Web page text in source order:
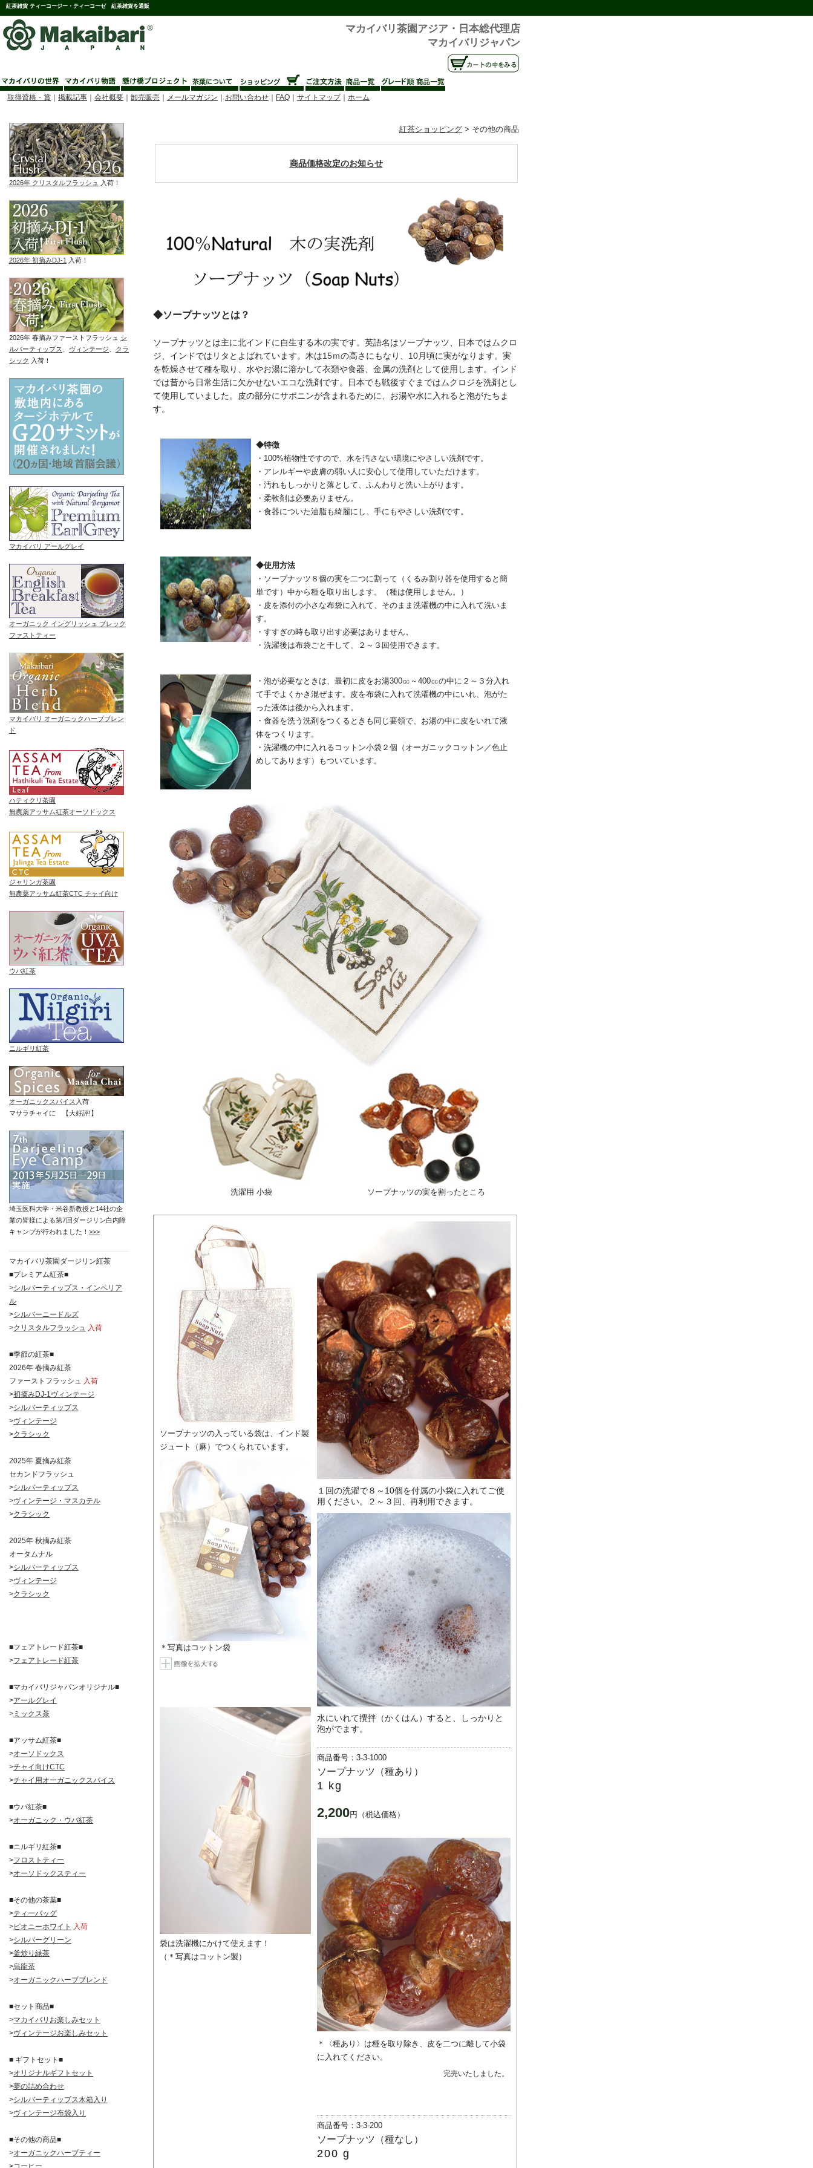
紅茶雑貨 ティーコージー・ティーコーゼ 紅茶雑貨を通販
マカイバリ茶園アジア・日本総代理店
マカイバリジャパン
取得資格・賞 掲載記事 会社概要 卸売販売 メールマガジン お問い合わせ FAQ サイトマップ｜ ホーム
2026年 クリスタルフラッシュ 入荷！
2026年 初摘みDJ-1 入荷！
2026年 春摘みファーストフラッシュ シ
ルバーティップス
ヴィンテージ
クラ
シック
入荷！
マカイバリ アールグレイ
オーガニック イングリッシュ ブレック
ファストティー
マカイバリ オーガニックハーブブレン
ド
ハティクリ茶園
無農薬アッサム紅茶オーソドックス
ジャリンガ茶園
無農薬アッサム紅茶CTC チャイ向け
ウバ紅茶
ニルギリ紅茶
オーガニックスパイス 入荷
マサラチャイに 【大好評!】
埼玉医科大学・米谷新教授と14社の企
業の皆様による第7回ダージリン白内障
キャンプが行われました！ >>>
マカイバリ茶園ダージリン紅茶
■プレミアム紅茶■
>シルバーティップス・インペリア
ル
>シルバーニードルズ
>クリスタルフラッシュ 入荷
■季節の紅茶■
2026年 春摘み紅茶
ファーストフラッシュ 入荷
>初摘みDJ-1ヴィンテージ
>シルバーティップス
>ヴィンテージ
>クラシック
2025年 夏摘み紅茶
セカンドフラッシュ
>シルバーティップス
>ヴィンテージ・マスカテル
>クラシック
2025年 秋摘み紅茶
オータムナル
>シルバーティップス
>ヴィンテージ
>クラシック
■フェアトレード紅茶■
>フェアトレード紅茶
■マカイバリジャパンオリジナル■
>アールグレイ
> ミックス茶
■アッサム紅茶■
>オーソドックス
>チャイ向けCTC
>チャイ用オーガニックスパイス
■ウバ紅茶■
>オーガニック・ウバ紅茶
■ニルギリ紅茶■
>フロストティー
>オーソドックスティー
■その他の茶葉■
>ティーバッグ
>ピオニーホワイト 入荷
>シルバーグリーン
>釜炒り緑茶
>烏龍茶
>オーガニックハーブブレンド
■セット商品■
>マカイバリお楽しみセット
>ヴィンテージお楽しみセット
■ ギフトセット■
>オリジナルギフトセット
>夢の詰め合わせ
>シルバーティップス木箱入り
>ヴィンテージ布袋入り
■その他の商品■
>オーガニックハーブティー
>コーヒー
紅茶ショッピング > その他の商品
商品価格改定のお知らせ
◆ソープナッツとは？
ソープナッツとは主に北インドに自生する木の実です。英語名はソープナッツ、日本ではムクロ
ジ、インドではリタとよばれています。木は15ｍの高さにもなり、10月頃に実がなります。実
を乾燥させて種を取り、水やお湯に溶かして衣類や食器、金属の洗剤として使用します。インド
では昔から日常生活に欠かせないエコな洗剤です。日本でも戦後すぐまではムクロジを洗剤とし
て使用していました。皮の部分にサポニンが含まれるために、お湯や水に入れると泡がたちま
す。
◆特徴
・100%植物性ですので、水を汚さない環境にやさしい洗剤です。
・アレルギーや皮膚の弱い人に安心して使用していただけます。
・汚れもしっかりと落として、ふんわりと洗い上がります。
・柔軟剤は必要ありません。
・食器についた油脂も綺麗にし、手にもやさしい洗剤です。
◆使用方法
・ソープナッツ８個の実を二つに割って（くるみ割り器を使用すると簡
単です）中から種を取り出します。（種は使用しません。）
・皮を添付の小さな布袋に入れて、そのまま洗濯機の中に入れて洗いま
す。
・すすぎの時も取り出す必要はありません。
・洗濯後は布袋ごと干して、２～３回使用できます。
・泡が必要なときは、最初に皮をお湯300㏄～400㏄の中に２～３分入れ
て手でよくかき混ぜます。皮を布袋に入れて洗濯機の中にいれ、泡がた
った液体は後から入れます。
・食器を洗う洗剤をつくるときも同じ要領で、お湯の中に皮をいれて液
体をつくります。
・洗濯機の中に入れるコットン小袋２個（オーガニックコットン／色止
めしてあります）もついています。
洗濯用 小袋 ソープナッツの実を割ったところ
ソープナッツの入っている袋は、インド製
ジュート（麻）でつくられています。
＊写真はコットン袋
袋は洗濯機にかけて使えます！
（＊写真はコットン製）
１回の洗濯で８～10個を付属の小袋に入れてご使
用ください。２～３回、再利用できます。
水にいれて攪拌（かくはん）すると、しっかりと
泡がでます。
商品番号：3-3-1000
ソープナッツ（種あり）
1 kg
2,200円（税込価格）
＊〈種あり〉は種を取り除き、皮を二つに離して小袋
に入れてください。
完売いたしました。
商品番号：3-3-200
ソープナッツ（種なし）
200 g